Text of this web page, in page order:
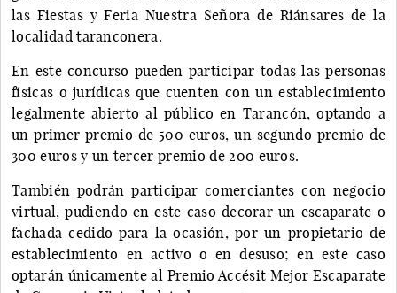
las Fiestas y Feria Nuestra Señora de Riánsares de la
localidad taranconera.
En este concurso pueden participar todas las personas
físicas o jurídicas que cuenten con un establecimiento
legalmente abierto al público en Tarancón, optando a
un primer premio de 500 euros, un segundo premio de
300 euros y un tercer premio de 200 euros.
También podrán participar comerciantes con negocio
virtual, pudiendo en este caso decorar un escaparate o
fachada cedido para la ocasión, por un propietario de
establecimiento en activo o en desuso; en este caso
optarán únicamente al Premio Accésit Mejor Escaparate